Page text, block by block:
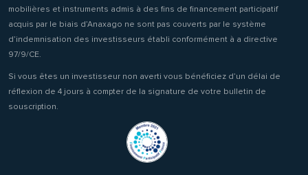
mobilières et instruments admis à des fins de financement participatif
acquis par le biais d’Anaxago ne sont pas couverts par le système
d’indemnisation des investisseurs établi conformément à a directive
97/9/CE.
Si vous êtes un investisseur non averti vous bénéficiez d’un délai de
réflexion de 4 jours à compter de la signature de votre bulletin de
souscription.